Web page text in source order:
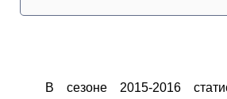
В сезоне 2015-2016